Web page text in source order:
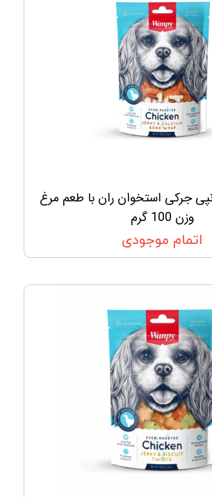
جرکی استخوان ران با طعم مرغ
وزن 100 گرم
اتمام موجودی